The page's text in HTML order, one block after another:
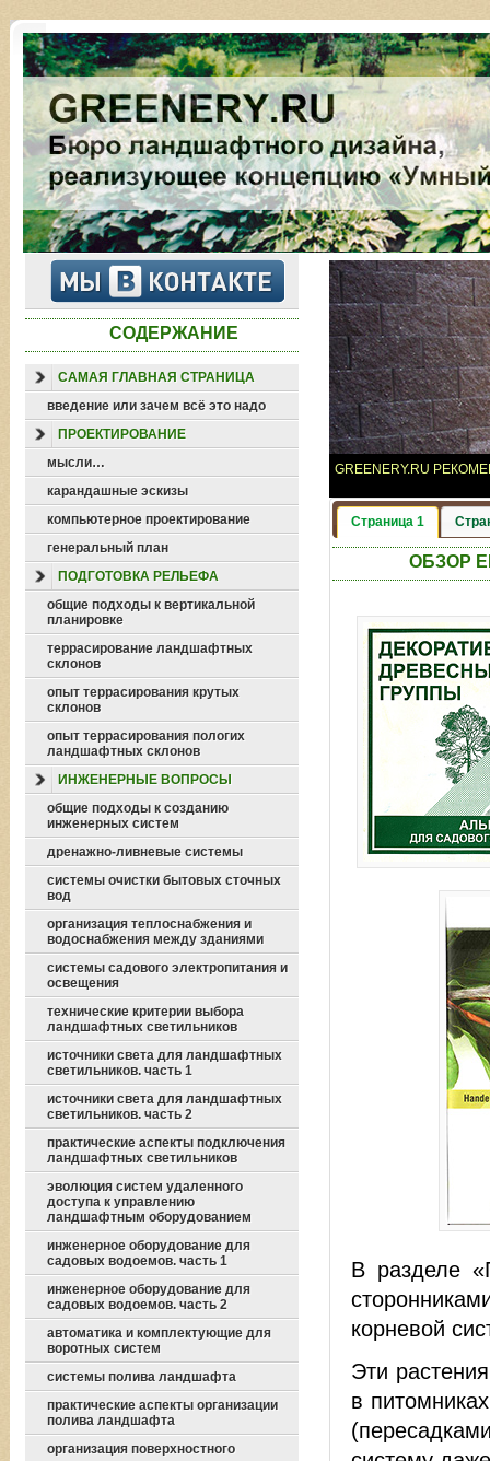
GREENERY.RU
Страница 1
ОБЗОР
В разделе
корневой
Эти
в
СОДЕРЖАНИЕ
САМАЯ ГЛАВНАЯ СТРАНИЦА
введение или зачем всё это надо
ПРОЕКТИРОВАНИЕ
мысли…
карандашные эскизы
компьютерное проектирование
генеральный план
ПОДГОТОВКА РЕЛЬЕФА
общие подходы к вертикальной
планировке
террасирование ландшафтных
склонов
опыт террасирования крутых
склонов
опыт террасирования пологих
ландшафтных склонов
ИНЖЕНЕРНЫЕ ВОПРОСЫ
общие подходы к созданию
инженерных систем
дренажно-ливневые системы
системы очистки бытовых сточных
вод
организация теплоснабжения и
водоснабжения между зданиями
системы садового электропитания и
освещения
технические критерии выбора
ландшафтных светильников
источники света для ландшафтных
светильников. часть 1
источники света для ландшафтных
светильников. часть 2
практические аспекты подключения
ландшафтных светильников
эволюция систем удаленного
доступа к управлению
ландшафтным оборудованием
инженерное оборудование для
садовых водоемов. часть 1
инженерное оборудование для
садовых водоемов. часть 2
автоматика и комплектующие для
воротных систем
системы полива ландшафта
практические аспекты организации
полива ландшафта
организация поверхностного